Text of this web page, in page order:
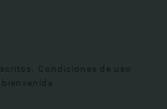
Condiciones de uso
bienvenida